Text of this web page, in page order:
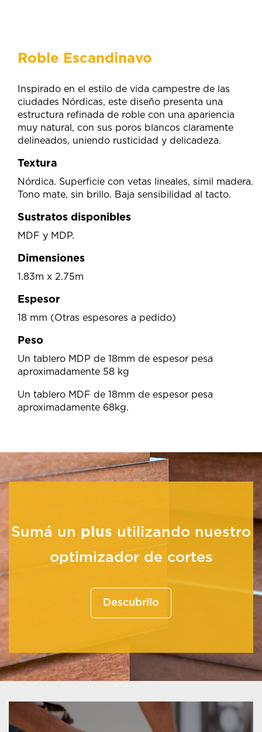
Roble Escandinavo
Inspirado en el estilo de vida campestre de las
ciudades Nórdicas, este diseño presenta una
estructura refinada de roble con una apariencia
muy natural, con sus poros blancos claramente
delineados, uniendo rusticidad y delicadeza.
Textura
Nórdica. Superficie con vetas lineales, simil madera.
Tono mate, sin brillo. Baja sensibilidad al tacto.
Sustratos disponibles
MDF y MDP.
Dimensiones
1.83m x 2.75m
Espesor
18 mm (Otras espesores a pedido)
Peso
Un tablero MDP de 18mm de espesor pesa
aproximadamente 58 kg
Un tablero MDF de 18mm de espesor pesa
aproximadamente 68kg.
Sumá un plus utilizando nuestro
optimizador de cortes
Descubrilo